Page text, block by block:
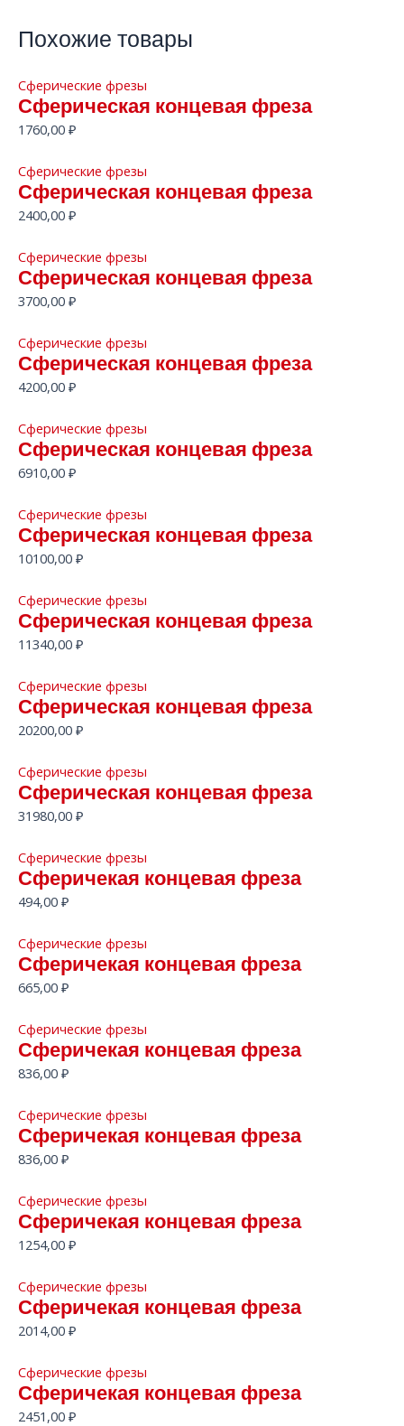
Похожие товары
Сферические фрезы
Сферическая концевая фреза
1760,00 ₽
Сферические фрезы
Сферическая концевая фреза
2400,00 ₽
Сферические фрезы
Сферическая концевая фреза
3700,00 ₽
Сферические фрезы
Сферическая концевая фреза
4200,00 ₽
Сферические фрезы
Сферическая концевая фреза
6910,00 ₽
Сферические фрезы
Сферическая концевая фреза
10100,00 ₽
Сферические фрезы
Сферическая концевая фреза
11340,00 ₽
Сферические фрезы
Сферическая концевая фреза
20200,00 ₽
Сферические фрезы
Сферическая концевая фреза
31980,00 ₽
Сферические фрезы
Сферичекая концевая фреза
494,00 ₽
Сферические фрезы
Сферичекая концевая фреза
665,00 ₽
Сферические фрезы
Сферичекая концевая фреза
836,00 ₽
Сферические фрезы
Сферичекая концевая фреза
836,00 ₽
Сферические фрезы
Сферичекая концевая фреза
1254,00 ₽
Сферические фрезы
Сферичекая концевая фреза
2014,00 ₽
Сферические фрезы
Сферичекая концевая фреза
2451,00 ₽